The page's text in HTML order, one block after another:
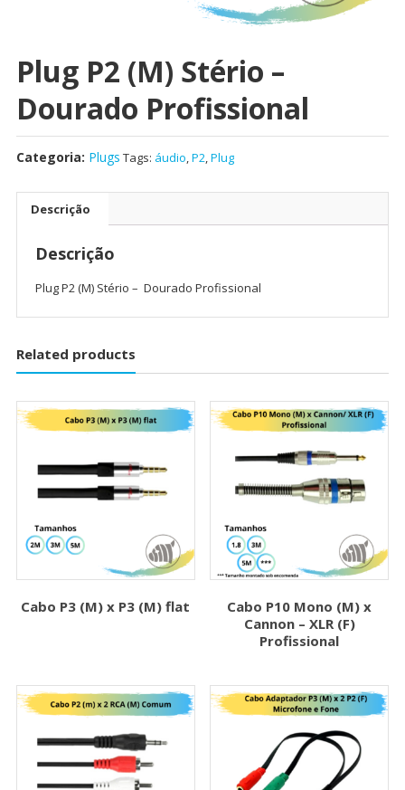
Plug P2 (M) Stério –
Dourado Profissional
Categoria: Plugs Tags: áudio,P2,Plug
Descrição
Descrição
Plug P2 (M) Stério – Dourado Profissional
Related products
Cabo P3 (M) x P3 (M) flat
Cabo P10 Mono (M) x
Cannon – XLR (F)
Profissional